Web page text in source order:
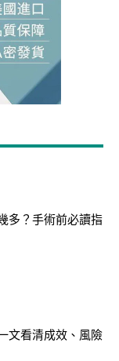
多？手術前必讀指
文看清成效、風險